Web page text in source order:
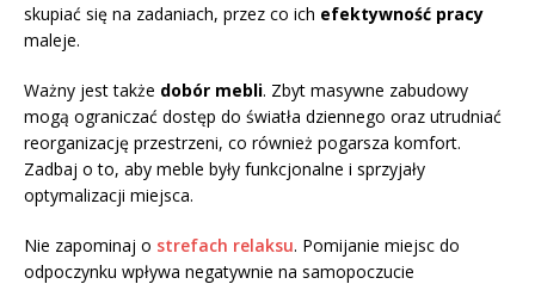
skupiać się na zadaniach, przez co ich efektywność pracy
maleje.
Ważny jest także dobór mebli. Zbyt masywne zabudowy
mogą ograniczać dostęp do światła dziennego oraz utrudniać
reorganizację przestrzeni, co również pogarsza komfort.
Zadbaj o to, aby meble były funkcjonalne i sprzyjały
optymalizacji miejsca.
Nie zapominaj o strefach relaksu. Pomijanie miejsc do
odpoczynku wpływa negatywnie na samopoczucie